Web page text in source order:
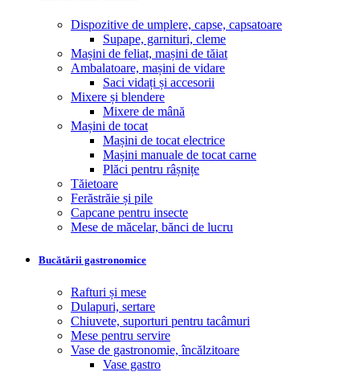
Dispozitive de umplere, capse, capsatoare
Supape, garnituri, cleme
Mașini de feliat, mașini de tăiat
Ambalatoare, mașini de vidare
Saci vidați și accesorii
Mixere și blendere
Mixere de mână
Mașini de tocat
Mașini de tocat electrice
Mașini manuale de tocat carne
Plăci pentru râșnițe
Tăietoare
Ferăstrăie și pile
Capcane pentru insecte
Mese de măcelar, bănci de lucru
Bucătării gastronomice
Rafturi și mese
Dulapuri, sertare
Chiuvete, suporturi pentru tacâmuri
Mese pentru servire
Vase de gastronomie, încălzitoare
Vase gastro